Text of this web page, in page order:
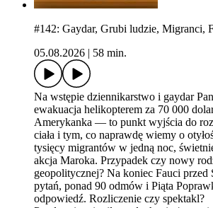
#142: Gaydar, Grubi ludzie, Migranci,
05.08.2026
58 min.
Na wstępie dziennikarstwo i gaydar
ewakuacja helikopterem za 70 000
Amerykanka — to punkt wyjścia do
ciała i tym, co naprawdę wiemy o
tysięcy migrantów w jedną noc,
akcja Maroka. Przypadek czy nowy
geopolitycznej? Na koniec Fauci
pytań, ponad 90 odmów i Piąta
odpowiedź. Rozliczenie czy spektakl?